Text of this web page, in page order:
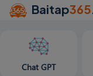
Baitap365
Chat GPT